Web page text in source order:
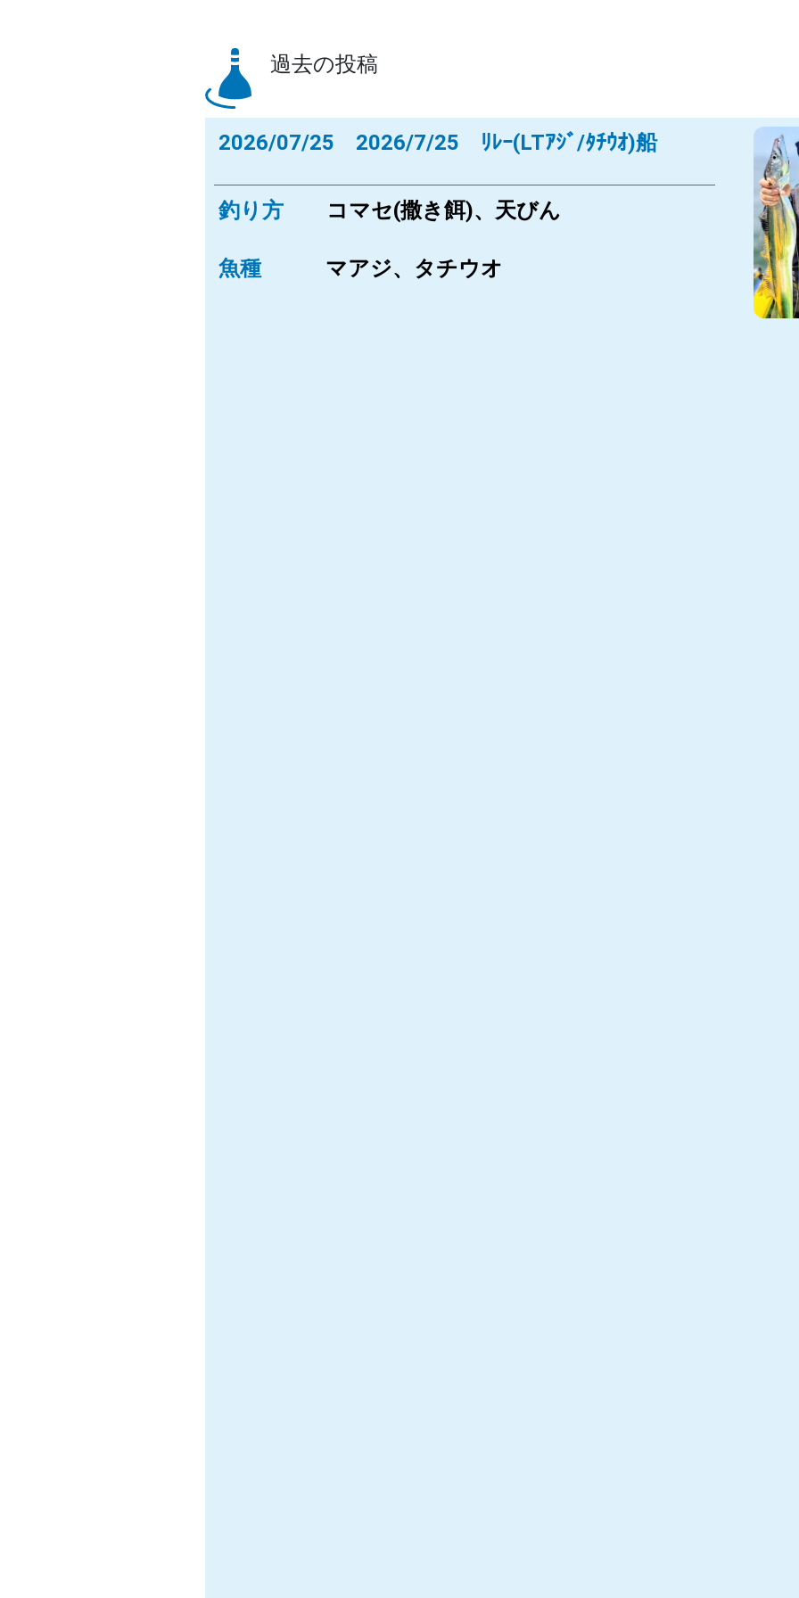
過去の投稿
2026/07/25 2026/7/25 ﾘﾚｰ(LTｱｼﾞ/ﾀﾁｳｵ)船
釣り方 コマセ(撒き餌)、天びん
魚種 マアジ、タチウオ